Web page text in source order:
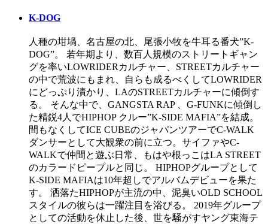
K-DOG
人種の坩堝、名古屋の北、尾張小牧を牛耳る番犬”K-
DOG”。 若年期より、数百人規模のストリートギャン
グを率いLOWRIDERカルチャー、STREETカルチャー
の中で荒波にもまれ、自らも成るべくしてLOWRIDER
にどっぷり漬かり、LAのSTREETカルチャーに傾倒す
る。 そんな中で、GANGSTA RAP 、G-FUNKに傾倒し
た精鋭4人でHIPHOP クルー”K-SIDE MAFIA”を結成。
間もなくしてICE CUBEのジャパンツアーでC-WALK
ダンサーとして大観衆の前に立つ。サイファやC-
WALKで仲間と遊ぶ日常、もはや根っこはLA STREET
のカラードピープルと同じ。 HIPHOPグループとして
K-SIDE MAFIAは10年超しでアルバムデビューを果た
す。 洒落たHIPHOPが主流の中、泥臭いOLD SCHOOL
スタイルの彼らは一躍注目を浴びる。 2019年グループ
としての活動を休止した後、世を騒がすヤング東海テ